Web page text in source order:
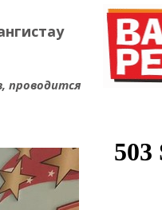
проводится